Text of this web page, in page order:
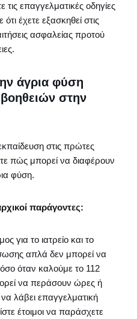
επαγγελματικές οδηγίες
έχετε εξασκηθεί στις
ασφαλείας προτού
άγρια φύση
στην
στις πρώτες
πώς μπορεί να διαφέρουν
φύση.
παράγοντες:
για το ιατρείο και το
απλά δεν μπορεί να
όταν καλούμε το 112
να περάσουν ώρες ή
λάβει επαγγελματική
έτοιμοι να παράσχετε